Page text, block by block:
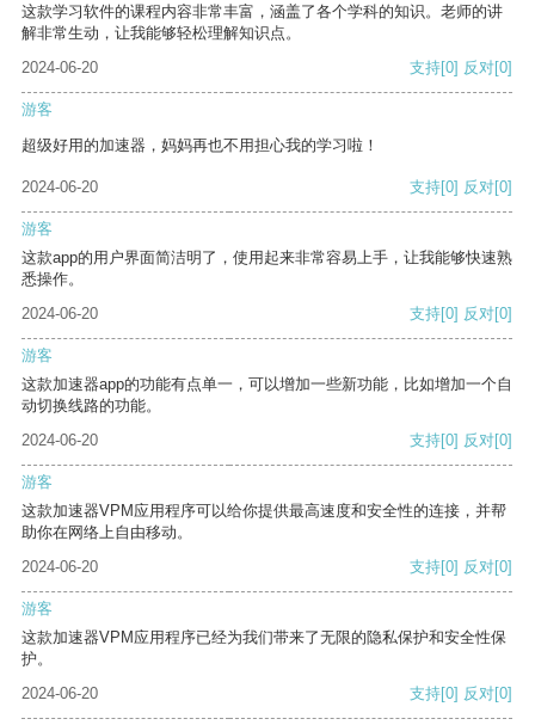
这款学习软件的课程内容非常丰富，涵盖了各个学科的知识。老师的讲
解非常生动，让我能够轻松理解知识点。
2024-06-20
支持[0] 反对[0]
游客
超级好用的加速器，妈妈再也不用担心我的学习啦！
2024-06-20 支持[0] 反对[0]
游客
这款app的用户界面简洁明了，使用起来非常容易上手，让我能够快速熟
悉操作。
2024-06-20
支持[0] 反对[0]
游客
这款加速器app的功能有点单一，可以增加一些新功能，比如增加一个自
动切换线路的功能。
2024-06-20
支持[0] 反对[0]
游客
这款加速器VPM应用程序可以给你提供最高速度和安全性的连接，并帮
助你在网络上自由移动。
2024-06-20
支持[0] 反对[0]
游客
这款加速器VPM应用程序已经为我们带来了无限的隐私保护和安全性保
护。
2024-06-20
支持[0] 反对[0]